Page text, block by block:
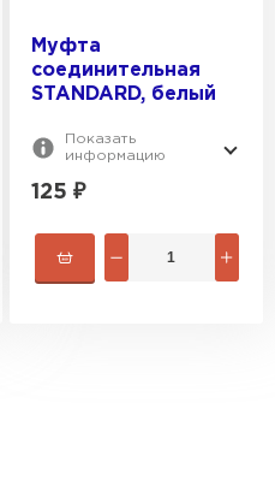
Муфта
соединительная
STANDARD, белый
Показать
информацию
125 ₽
система